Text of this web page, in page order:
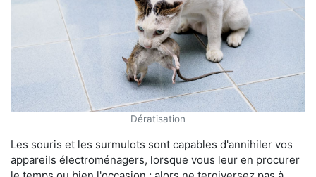
Dératisation
Les souris et les surmulots sont capables d'annihiler vos
appareils électroménagers, lorsque vous leur en procurer